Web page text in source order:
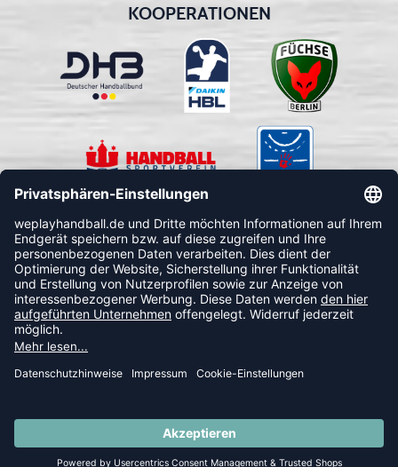
SUMMER SALE: SPARE BIS ZU 65%
KOOPERATIONEN
FOLLOW US